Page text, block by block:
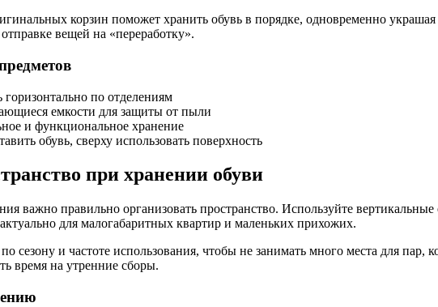
корзин поможет хранить обувь в порядке, одновременно
вещей на «переработку».
по отделениям
емкости для защиты от пыли
и функциональное хранение
обувь, сверху использовать поверхность
при хранении обуви
важно правильно организовать пространство. Используйте
для малогабаритных квартир и маленьких прихожих.
сезону и частоте использования, чтобы не занимать много места для
время на утренние сборы.